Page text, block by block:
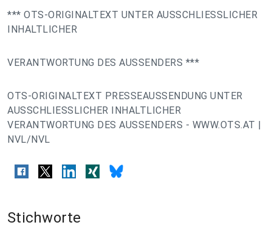
*** OTS-ORIGINALTEXT UNTER AUSSCHLIESSLICHER
INHALTLICHER
VERANTWORTUNG DES AUSSENDERS ***
OTS-ORIGINALTEXT PRESSEAUSSENDUNG UNTER
AUSSCHLIESSLICHER INHALTLICHER
VERANTWORTUNG DES AUSSENDERS - WWW.OTS.AT |
NVL/NVL
Stichworte